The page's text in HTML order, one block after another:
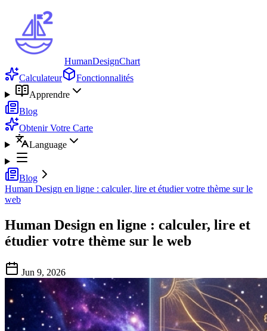
HumanDesignChart
Calculateur
Fonctionnalités
Apprendre
Blog
Obtenir Votre Carte
Language
Blog
Human Design en ligne : calculer, lire et étudier votre thème sur le
web
Human Design en ligne : calculer, lire et
étudier votre thème sur le web
Jun 9, 2026